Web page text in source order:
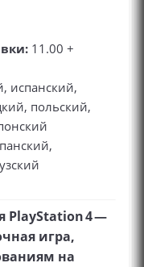
11.00 +
испанский,
польский,
PlayStation 4 —
игра,
на